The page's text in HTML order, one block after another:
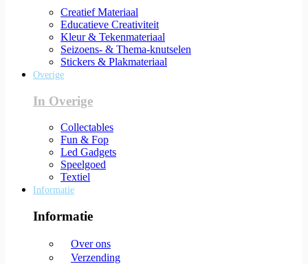
Creatief Materiaal
Educatieve Creativiteit
Kleur & Tekenmateriaal
Seizoens- & Thema-knutselen
Stickers & Plakmateriaal
Overige
In Overige
Collectables
Fun & Fop
Led Gadgets
Speelgoed
Textiel
Informatie
Informatie
Over ons
Verzending